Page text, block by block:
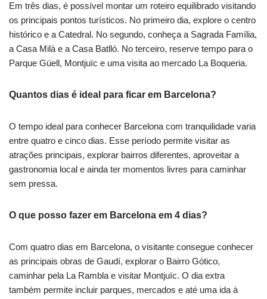
Em três dias, é possível montar um roteiro equilibrado visitando
os principais pontos turísticos. No primeiro dia, explore o centro
histórico e a Catedral. No segundo, conheça a Sagrada Família,
a Casa Milà e a Casa Batlló. No terceiro, reserve tempo para o
Parque Güell, Montjuïc e uma visita ao mercado La Boqueria.
Quantos dias é ideal para ficar em Barcelona?
O tempo ideal para conhecer Barcelona com tranquilidade varia
entre quatro e cinco dias. Esse período permite visitar as
atrações principais, explorar bairros diferentes, aproveitar a
gastronomia local e ainda ter momentos livres para caminhar
sem pressa.
O que posso fazer em Barcelona em 4 dias?
Com quatro dias em Barcelona, o visitante consegue conhecer
as principais obras de Gaudí, explorar o Bairro Gótico,
caminhar pela La Rambla e visitar Montjuïc. O dia extra
também permite incluir parques, mercados e até uma ida à